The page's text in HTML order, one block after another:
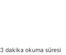
3 dakika okuma süresi